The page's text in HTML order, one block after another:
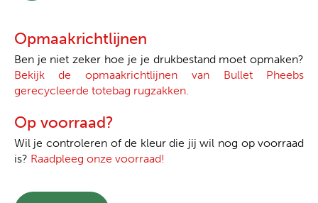
Opmaakrichtlijnen
Ben je niet zeker hoe je je drukbestand moet opmaken?
Bekijk de opmaakrichtlijnen van Bullet Pheebs
gerecycleerde totebag rugzakken.
Op voorraad?
Wil je controleren of de kleur die jij wil nog op voorraad
is? Raadpleeg onze voorraad!